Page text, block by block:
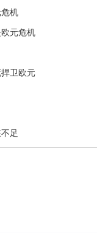
机
元危机
卫欧元
足